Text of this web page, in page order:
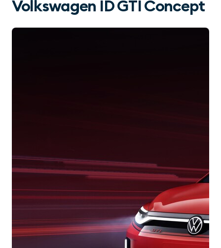
Volkswagen ID GTI Concept